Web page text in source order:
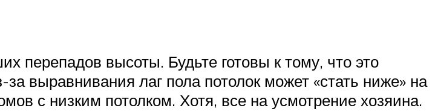
перепадов высоты. Будьте готовы к тому, что это
выравнивания лаг пола потолок может «стать ниже» на
с низким потолком. Хотя, все на усмотрение хозяина.